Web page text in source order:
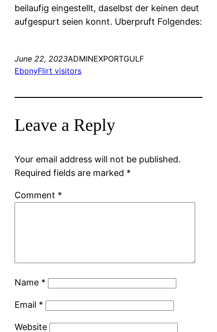
beilaufig eingestellt, daselbst der keinen deut
aufgespurt seien konnt. Uberpruft Folgendes:
June 22, 2023ADMINEXPORTGULF
EbonyFlirt visitors
Leave a Reply
Your email address will not be published.
Required fields are marked *
Comment *
Name *
Email *
Website